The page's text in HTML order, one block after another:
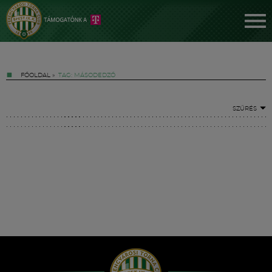
FŐOLDAL » TAG: MÁSODEDZŐ
SZŰRÉS
Hírek